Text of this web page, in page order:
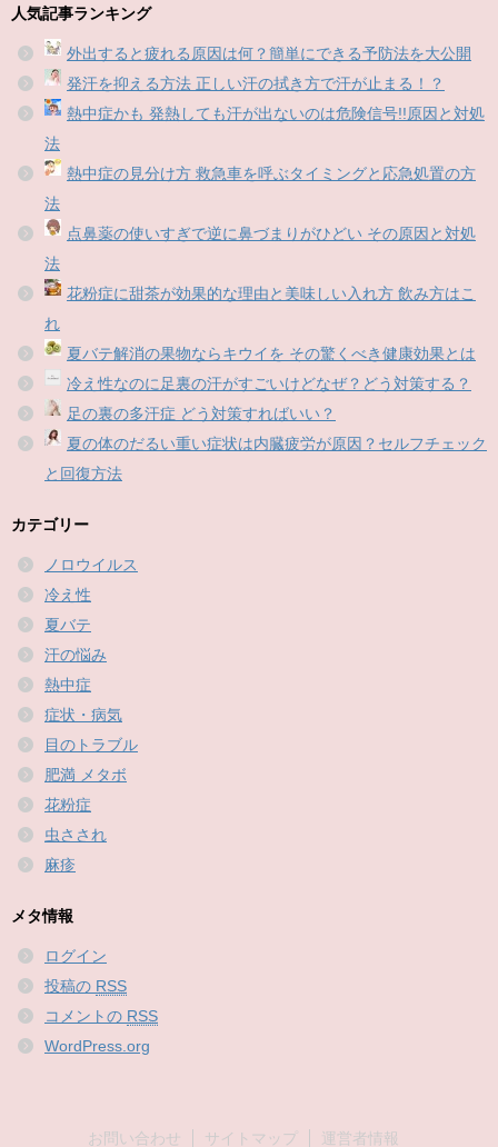
人気記事ランキング
外出すると疲れる原因は何？簡単にできる予防法を大公開
発汗を抑える方法 正しい汗の拭き方で汗が止まる！？
熱中症かも 発熱しても汗が出ないのは危険信号!!原因と対処
法
熱中症の見分け方 救急車を呼ぶタイミングと応急処置の方
法
点鼻薬の使いすぎで逆に鼻づまりがひどい その原因と対処
法
花粉症に甜茶が効果的な理由と美味しい入れ方 飲み方はこ
れ
夏バテ解消の果物ならキウイを その驚くべき健康効果とは
冷え性なのに足裏の汗がすごいけどなぜ？どう対策する？
足の裏の多汗症 どう対策すればいい？
夏の体のだるい重い症状は内臓疲労が原因？セルフチェック
と回復方法
カテゴリー
ノロウイルス
冷え性
夏バテ
汗の悩み
熱中症
症状・病気
目のトラブル
肥満 メタボ
花粉症
虫さされ
麻疹
メタ情報
ログイン
投稿の RSS
コメントの RSS
WordPress.org
お問い合わせ サイトマップ 運営者情報